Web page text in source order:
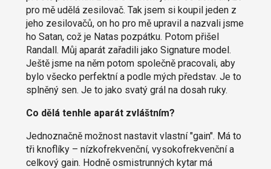
pro mě udělá zesilovač. Tak jsem si koupil jeden z
jeho zesilovačů, on ho pro mě upravil a nazvali jsme
ho Satan, což je Natas pozpátku. Potom přišel
Randall. Můj aparát zařadili jako Signature model.
Ještě jsme na něm potom společně pracovali, aby
bylo všecko perfektní a podle mých představ. Je to
splněný sen. Je to jako svatý grál na dosah ruky.
Co dělá tenhle aparát zvláštním?
Jednoznačně možnost nastavit vlastní "gain". Má to
tři knoflíky – nízkofrekvenční, vysokofrekvenční a
celkový gain. Hodně osmistrunných kytar má